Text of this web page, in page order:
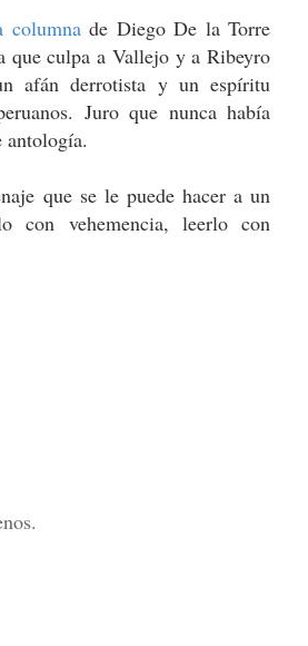
columnade Diego De la Torre
que culpa a Vallejo y a Ribeyro
afán derrotista y un espíritu
Juro que nunca había
antología.
que se le puede hacer a un
con vehemencia, leerlo con